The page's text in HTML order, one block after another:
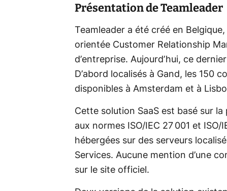
Présentation de Teamleader
Teamleader a été créé en
orientée Customer Relationship
d’entreprise. Aujourd’hui, ce
D’abord localisés à Gand, les 150
disponibles à Amsterdam et à
Cette solution SaaS est basé sur
aux normes ISO/IEC 27 001 et
hébergées sur des serveurs
Services. Aucune mention d’une
sur le site officiel.